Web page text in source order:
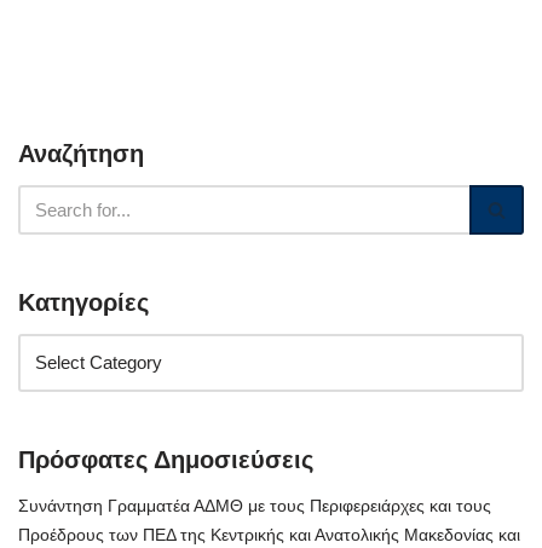
Αναζήτηση
Κατηγορίες
Πρόσφατες Δημοσιεύσεις
Συνάντηση Γραμματέα ΑΔΜΘ με τους Περιφερειάρχες και τους
Προέδρους των ΠΕΔ της Κεντρικής και Ανατολικής Μακεδονίας και